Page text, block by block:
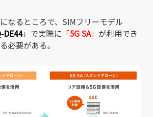
なるところで、SIMフリーモデル
DE44」で実際に 「5G SA」 が利用でき
必要がある。